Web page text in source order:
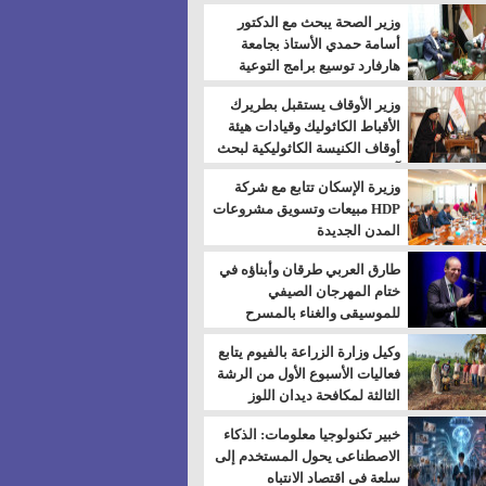
بالسويس
وزير الصحة يبحث مع الدكتور
أسامة حمدي الأستاذ بجامعة
هارفارد توسيع برامج التوعية
بمرض السكري
وزير الأوقاف يستقبل بطريرك
الأقباط الكاثوليك وقيادات هيئة
أوقاف الكنيسة الكاثوليكية لبحث
آفاق التعاون المشترك
وزيرة الإسكان تتابع مع شركة
HDP مبيعات وتسويق مشروعات
المدن الجديدة
طارق العربي طرقان وأبناؤه في
ختام المهرجان الصيفي
للموسيقى والغناء بالمسرح
المكشوف
وكيل وزارة الزراعة بالفيوم يتابع
فعاليات الأسبوع الأول من الرشة
الثالثة لمكافحة ديدان اللوز
للقطن
خبير تكنولوجيا معلومات: الذكاء
الاصطناعى يحول المستخدم إلى
سلعة فى اقتصاد الانتباه